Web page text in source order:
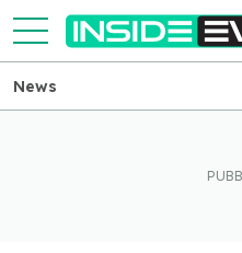
News